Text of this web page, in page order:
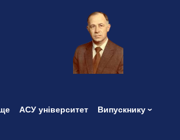
АСУ університет
Випускнику